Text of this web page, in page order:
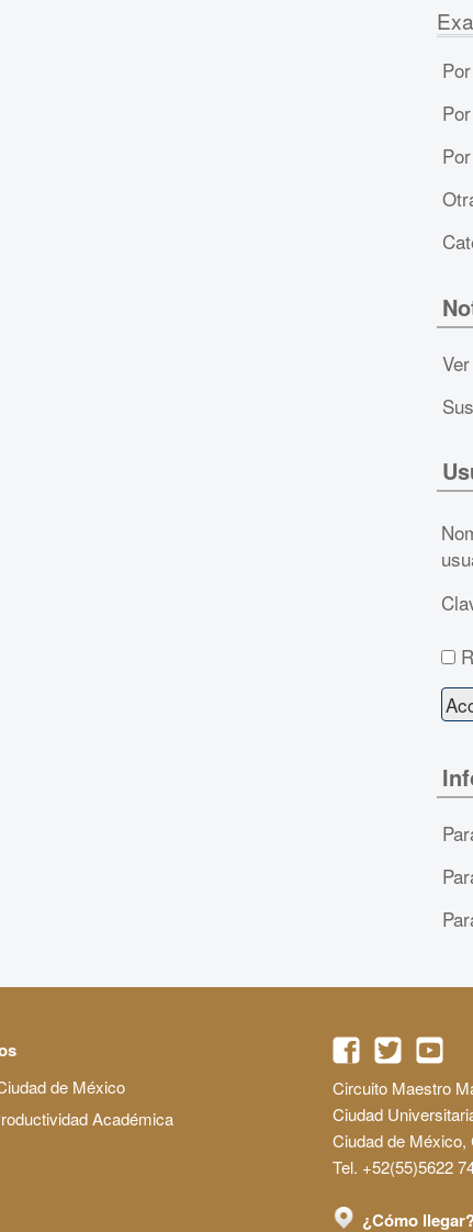
Ver
de México
Académica
Circuito Maestro
Ciudad
Ciudad de México,
Tel. +52(55)5622
¿Cómo